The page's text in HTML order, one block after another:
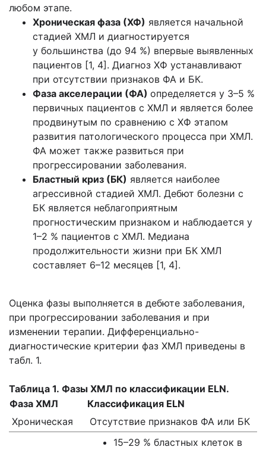
любом этапе.
Хроническая фаза (ХФ) является начальной
стадией ХМЛ и диагностируется
у большинства (до 94 %) впервые выявленных
пациентов [1, 4]. Диагноз ХФ устанавливают
при отсутствии признаков ФА и БК.
Фаза акселерации (ФА) определяется у 3–5 %
первичных пациентов с ХМЛ и является более
продвинутым по сравнению с ХФ этапом
развития патологического процесса при ХМЛ.
ФА может также развиться при
прогрессировании заболевания.
Бластный криз (БК) является наиболее
агрессивной стадией ХМЛ. Дебют болезни с
БК является неблагоприятным
прогностическим признаком и наблюдается у
1–2 % пациентов с ХМЛ. Медиана
продолжительности жизни при БК ХМЛ
составляет 6–12 месяцев [1, 4].
Оценка фазы выполняется в дебюте заболевания,
при прогрессировании заболевания и при
изменении терапии. Дифференциально-
диагностические критерии фаз ХМЛ приведены в
табл. 1.
Таблица 1. Фазы ХМЛ по классификации ELN.
Фаза ХМЛ
Классификация ELN
Хроническая
Отсутствие признаков ФА или БК
15–29 % бластных клеток в